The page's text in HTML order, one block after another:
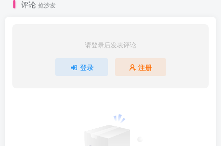
评论 抢沙发
请登录后发表评论
登录 注册